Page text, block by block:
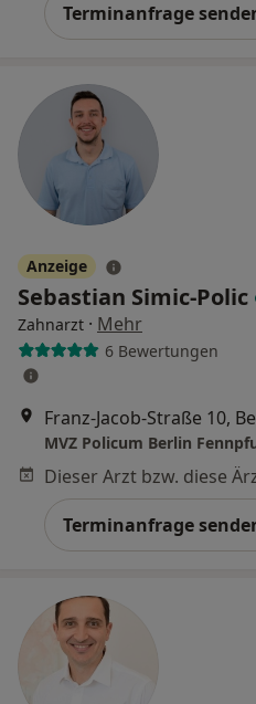
Terminanfrage
Anzeige
Sebastian Simic-Polic
Zahnarzt · Mehr
6 Bewertungen
Franz-Jacob-Straße 10,
MVZ Policum Berlin
Terminanfrage